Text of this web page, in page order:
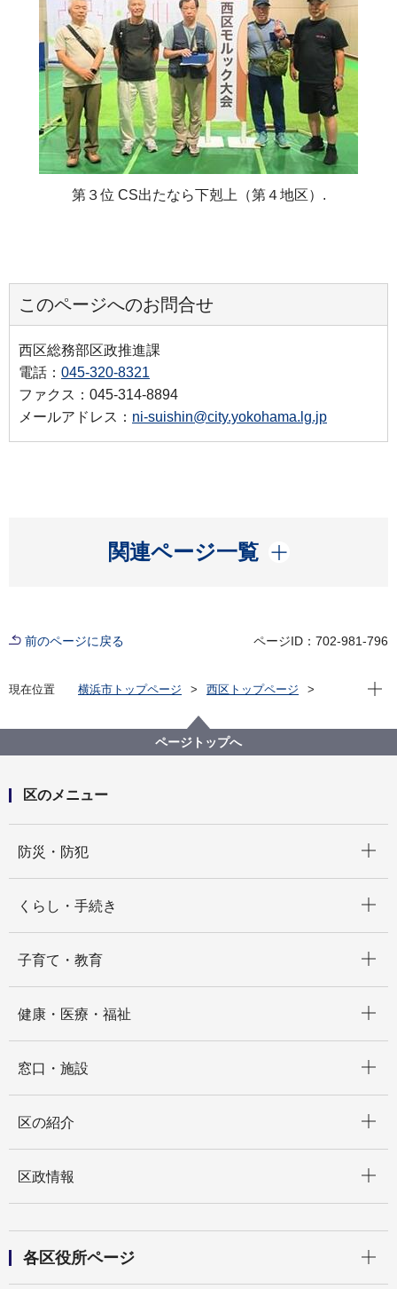
第３位 CS出たなら下剋上（第４地区）.
このページへのお問合せ
西区総務部区政推進課
電話： 045-320-8321
ファクス：045-314-8894
メールアドレス： ni-suishin@city.yokohama.lg.jp
関連ページ一覧
開く
前のページに戻る ページID：702-981-796
現在位置 横浜市トップページ
西区トップページ
にしく通信！９月14日 第１回西区モルック大会
現在
ページトップへ
区のメニュー
防災・防犯
くらし・手続き
子育て・教育
健康・医療・福祉
窓口・施設
区の紹介
区政情報
各区役所ページ